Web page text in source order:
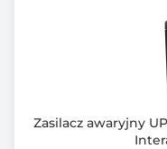
Interfejs
Dołączone
WinPower
Zasilacz awaryjny